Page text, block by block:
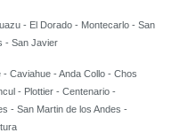
- El Dorado - Montecarlo - San
- San Javier
- Caviahue - Anda Collo - Chos
- Plottier - Centenario -
- San Martin de los Andes -